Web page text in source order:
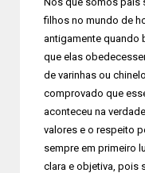
filhos no mundo de
antigamente quando
que elas
de varinhas ou
comprovado que
aconteceu na
valores e o respeito
sempre em primeiro
clara e objetiva, pois